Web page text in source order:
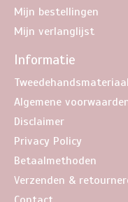
Mijn bestellingen
Mijn verlanglijst
Informatie
Tweedehandsmateriaal
Algemene
Disclaimer
Privacy Policy
Betaalmethoden
Verzenden &